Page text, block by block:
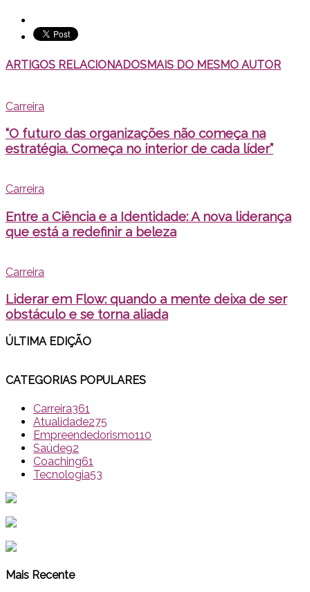
ARTIGOS RELACIONADOSMAIS DO MESMO AUTOR
Carreira
“O futuro das organizações não começa na
estratégia. Começa no interior de cada líder”
Carreira
Entre a Ciência e a Identidade: A nova liderança
que está a redefinir a beleza
Carreira
Liderar em Flow: quando a mente deixa de ser
obstáculo e se torna aliada
ÚLTIMA EDIÇÃO
CATEGORIAS POPULARES
Carreira361
Atualidade275
Empreendedorismo110
Saúde92
Coaching61
Tecnologia53
Mais Recente